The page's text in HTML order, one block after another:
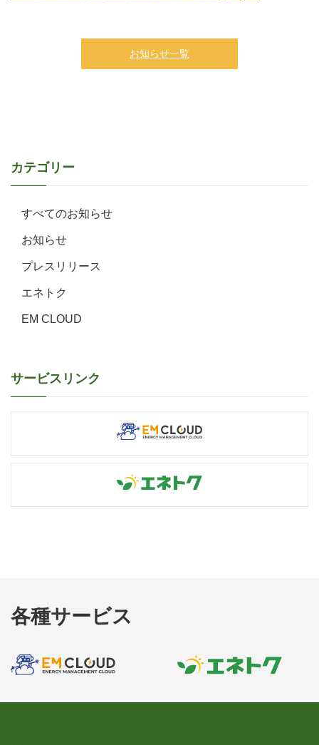
お知らせ一覧
カテゴリー
すべてのお知らせ
お知らせ
プレスリリース
エネトク
EM CLOUD
サービスリンク
各種サービス